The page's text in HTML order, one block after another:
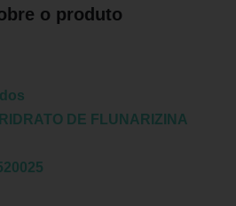
o produto
DE FLUNARIZINA